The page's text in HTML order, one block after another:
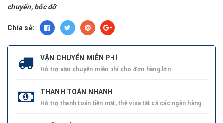
chuyển, bốc dỡ
Chia sẻ:
VẬN CHUYỂN MIỄN PHÍ
Hỗ trợ vận chuyển miễn phí cho đơn hàng lớn
THANH TOÁN NHANH
Hỗ trợ thanh toán tiền mặt, thẻ visa tất cả các ngân hàng